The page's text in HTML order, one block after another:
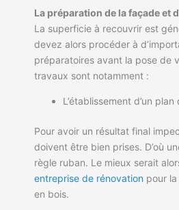
La préparation de la façade et
La superficie à recouvrir est
devez alors procéder à
préparatoires avant la pose de
travaux sont notamment :
L’établissement d’un
Pour avoir un résultat final
doivent être bien prises. D’où
règle ruban. Le mieux serait
entreprise de rénovation pour
en bois.